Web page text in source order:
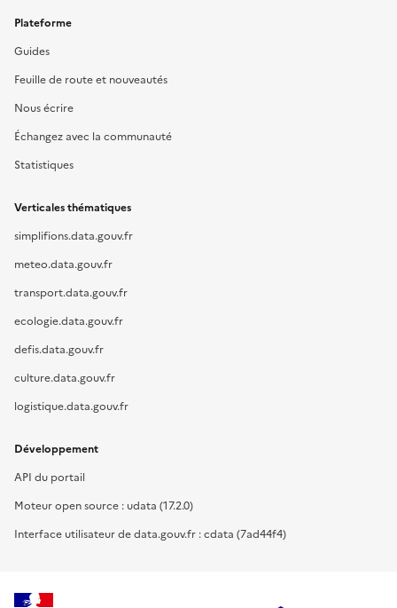
Plateforme
Guides
Feuille de route et nouveautés
Nous écrire
Échangez avec la communauté
Statistiques
Verticales thématiques
simplifions.data.gouv.fr
meteo.data.gouv.fr
transport.data.gouv.fr
ecologie.data.gouv.fr
defis.data.gouv.fr
culture.data.gouv.fr
logistique.data.gouv.fr
Développement
API du portail
Moteur open source : udata (17.2.0)
Interface utilisateur de data.gouv.fr : cdata (7ad44f4)